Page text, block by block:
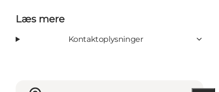
Læs mere
Kontaktoplysninger